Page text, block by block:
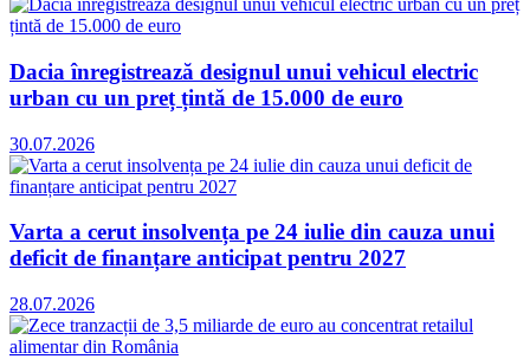
Dacia înregistrează designul unui vehicul electric
urban cu un preț țintă de 15.000 de euro
30.07.2026
Varta a cerut insolvența pe 24 iulie din cauza unui
deficit de finanțare anticipat pentru 2027
28.07.2026